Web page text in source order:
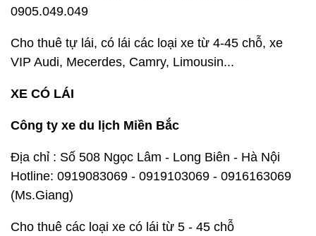
0905.049.049
Cho thuê tự lái, có lái các loại xe từ 4-45 chỗ, xe
VIP Audi, Mecerdes, Camry, Limousin...
XE CÓ LÁI
Công ty xe du lịch Miền Bắc
Địa chỉ : Số 508 Ngọc Lâm - Long Biên - Hà Nội
Hotline: 0919083069 - 0919103069 - 0916163069
(Ms.Giang)
Cho thuê các loại xe có lái từ 5 - 45 chỗ